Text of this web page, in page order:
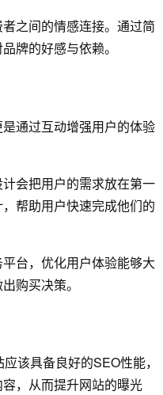
之间的情感连接。通过简
牌的好感与依赖。
通过互动增强用户的体验
会把用户的需求放在第一
帮助用户快速完成他们的
台，优化用户体验能够大
购买决策。
该具备良好的SEO性能，
，从而提升网站的曝光